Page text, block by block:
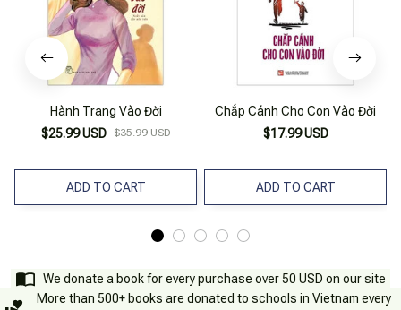
Hành Trang Vào Đời
$25.99 USD $35.99 USD
ADD TO CART
Chắp Cánh Cho Con Vào Đời
$17.99 USD
ADD TO CART
We donate a book for every purchase over 50 USD on our site
More than 500+ books are donated to schools in Vietnam every